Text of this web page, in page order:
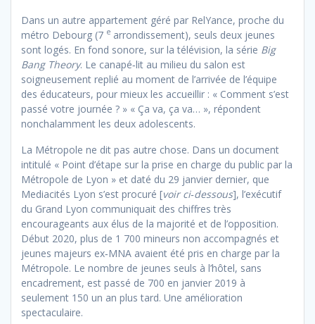
Dans un autre appartement géré par RelYance, proche du
métro Debourg (7 e arrondissement), seuls deux jeunes
sont logés. En fond sonore, sur la télévision, la série Big
Bang Theory. Le canapé‐lit au milieu du salon est
soigneusement replié au moment de l’arrivée de l’équipe
des éducateurs, pour mieux les accueillir : « Comment s’est
passé votre journée ? » « Ça va, ça va… », répondent
nonchalamment les deux adolescents.
La Métropole ne dit pas autre chose. Dans un document
intitulé « Point d’étape sur la prise en charge du public par la
Métropole de Lyon » et daté du 29 janvier dernier, que
Mediacités Lyon s’est procuré [voir ci‐dessous], l’exécutif
du Grand Lyon communiquait des chiffres très
encourageants aux élus de la majorité et de l’opposition.
Début 2020, plus de 1 700 mineurs non accompagnés et
jeunes majeurs ex‐MNA avaient été pris en charge par la
Métropole. Le nombre de jeunes seuls à l’hôtel, sans
encadrement, est passé de 700 en janvier 2019 à
seulement 150 un an plus tard. Une amélioration
spectaculaire.